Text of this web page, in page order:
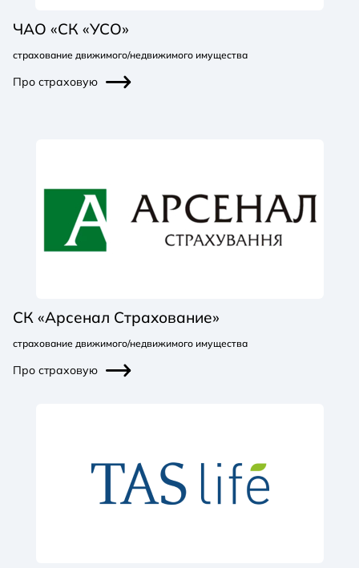
ЧАО «СК «УСО»
страхование движимого/недвижимого имущества
Про страховую
СК «Арсенал Страхование»
страхование движимого/недвижимого имущества
Про страховую